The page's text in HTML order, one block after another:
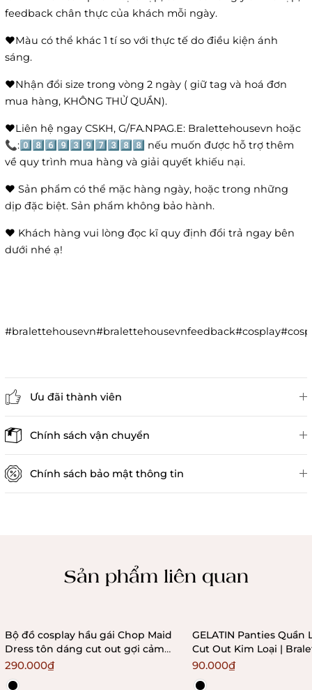
feedback chân thực của khách mỗi ngày.
❤️Màu có thể khác 1 tí so với thực tế do điều kiện ánh
sáng.
❤️Nhận đổi size trong vòng 2 ngày ( giữ tag và hoá đơn
mua hàng, KHÔNG THỬ QUẦN).
❤️Liên hệ ngay CSKH, G/FA.NPAG.E: Bralettehousevn hoặc
📞:0️⃣8️⃣6️⃣9️⃣3️⃣9️⃣7️⃣3️⃣8️⃣8️⃣ nếu muốn được hỗ trợ thêm
về quy trình mua hàng và giải quyết khiếu nại.
❤️ Sản phẩm có thể mặc hàng ngày, hoặc trong những
dịp đặc biệt. Sản phẩm không bảo hành.
❤️ Khách hàng vui lòng đọc kĩ quy định đổi trả ngay bên
dưới nhé ạ!
Ưu đãi thành viên
Chính sách vận chuyển
Chính sách bảo mật thông tin
Sản phẩm liên quan
Bộ đồ cosplay hầu gái Chop Maid
Dress tôn dáng cut out gợi cảm
Bralettehousevn
290.000₫
GELATIN Panties Quần
Cut Out Kim Loại |
90.000₫